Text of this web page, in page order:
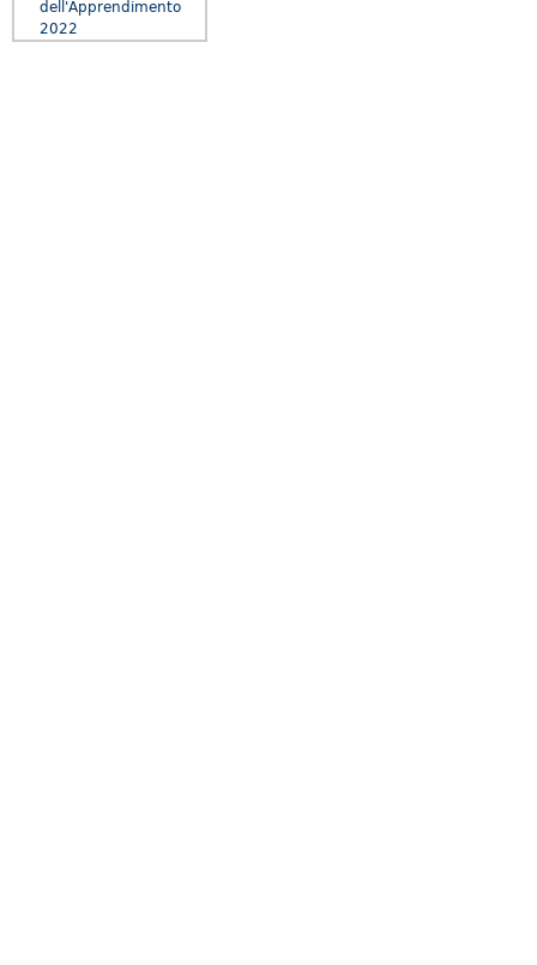
dell'Apprendimento
2022